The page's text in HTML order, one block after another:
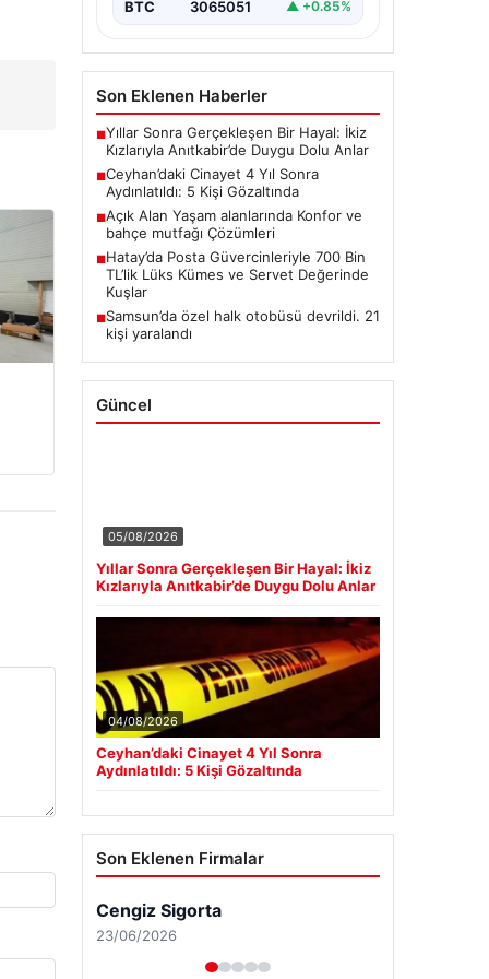
BTC 3065051 ▲ +0.85%
Son Eklenen Haberler
■Yıllar Sonra Gerçekleşen Bir Hayal: İkiz
Kızlarıyla Anıtkabir’de Duygu Dolu Anlar
■Ceyhan’daki Cinayet 4 Yıl Sonra
Aydınlatıldı: 5 Kişi Gözaltında
■Açık Alan Yaşam alanlarında Konfor ve
bahçe mutfağı Çözümleri
■Hatay’da Posta Güvercinleriyle 700 Bin
TL’lik Lüks Kümes ve Servet Değerinde
Kuşlar
■Samsun’da özel halk otobüsü devrildi. 21
kişi yaralandı
Güncel
05/08/2026
Yıllar Sonra Gerçekleşen Bir Hayal: İkiz
Kızlarıyla Anıtkabir’de Duygu Dolu Anlar
04/08/2026
Ceyhan’daki Cinayet 4 Yıl Sonra
Aydınlatıldı: 5 Kişi Gözaltında
Son Eklenen Firmalar
Cengiz Sigorta
23/06/2026